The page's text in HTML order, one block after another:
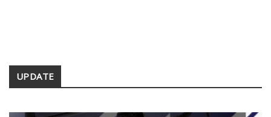
Secondary
UPDATE